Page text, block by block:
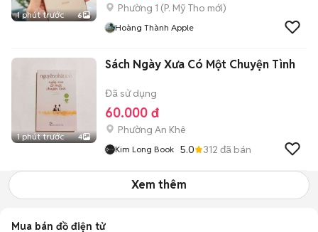
1 phút trước 6
Phường 1 (P. Mỹ Tho mới)
Hoàng Thành Apple
1 phút trước 4
Sách Ngày Xưa Có Một Chuyện Tình
Đã sử dụng
60.000 đ
Phường An Khê
Kim Long Book 5.0 312 đã bán
Xem thêm
Mua bán đồ điện tử